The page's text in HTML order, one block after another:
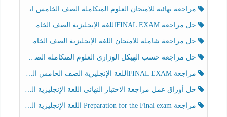
مراجعة نهائية للامتحان العلوم المتكاملة الصف الخامس انسبير الفصل الثالث
حل مراجعة FINAL EXAMاللغة الإنجليزية الصف الخامس الفصل الثالث
حل مراجعة شاملة للامتحان اللغة الإنجليزية الصف الخامس الفصل الثالث
حل مراجعة حسب الهيكل الوزاري العلوم المتكاملة الصف الخامس عام الفصل الثالث
مراجعة FINAL EXAMاللغة الإنجليزية الصف الخامس الفصل الثالث
حل أوراق عمل مراجعة الاختبار النهائي اللغة الإنجليزية الصف الرابع الفصل الثالث
مراجعة Preparation for the Final exam اللغة الإنجليزية الصف الرابع الفصل الثالث